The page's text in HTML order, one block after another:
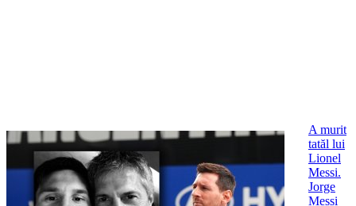
A murit
tatăl lui
Lionel
Messi.
Jorge
Messi